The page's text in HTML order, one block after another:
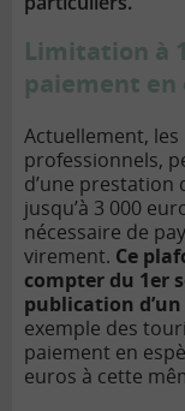
Limitation à
paiement en
Actuellement,
professionnels,
d’une prestation
jusqu’à 3 000
nécessaire de
virement. Ce
compter du 1er
publication
exemple des
paiement en
euros à cette